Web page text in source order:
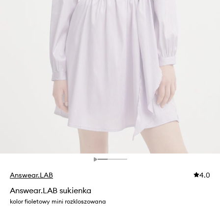
Answear.LAB 4.0
Answear.LAB sukienka
kolor fioletowy mini rozkloszowana